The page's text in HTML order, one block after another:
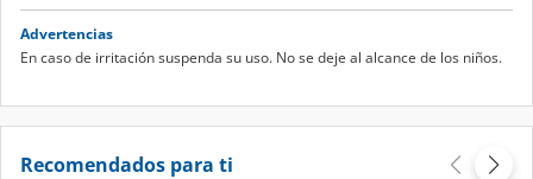
Advertencias
En caso de irritación suspenda su uso. No se deje al alcance de los niños.
Recomendados para ti